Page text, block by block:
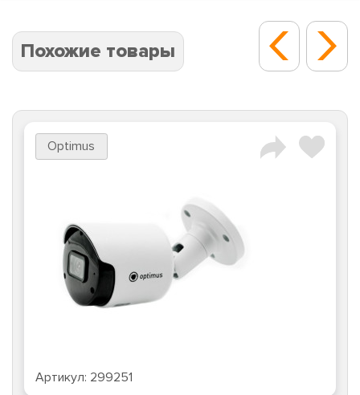
Похожие товары
Optimus
Артикул: 299251